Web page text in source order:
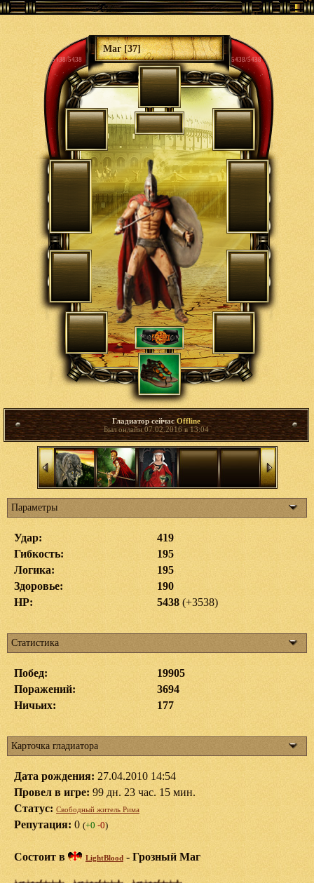
Маг [37]
5438/5438 5438/5438
Гладиатор сейчасOffline
Был онлайн 07.02.2016 в 13:04
Параметры
Удар:
419
Гибкость:
195
Логика:
195
Здоровье:
190
HP:
5438 (+3538)
Статистика
Побед:
19905
Поражений:
3694
Ничьих:
177
Карточка гладиатора
Дата рождения: 27.04.2010 14:54
Провел в игре: 99 дн. 23 час. 15 мин.
Статус: Свободный житель Рима
Репутация: 0 (+0 -0)
Состоит в LightBlood - Грозный Маг